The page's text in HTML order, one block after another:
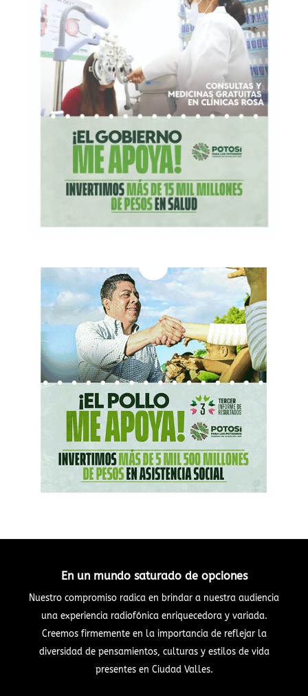
En un mundo saturado de opciones
Nuestro compromiso radica en brindar a nuestra audiencia
una experiencia radiofónica enriquecedora y variada.
Creemos firmemente en la importancia de reflejar la
diversidad de pensamientos, culturas y estilos de vida
presentes en Ciudad Valles.